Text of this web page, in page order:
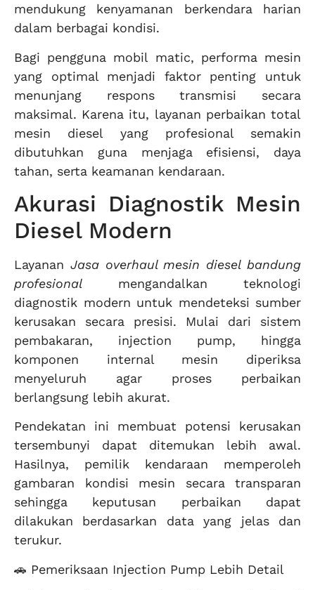
mendukung kenyamanan berkendara harian
dalam berbagai kondisi.
Bagi pengguna mobil matic, performa mesin
yang optimal menjadi faktor penting untuk
menunjang respons transmisi secara
maksimal. Karena itu, layanan perbaikan total
mesin diesel yang profesional semakin
dibutuhkan guna menjaga efisiensi, daya
tahan, serta keamanan kendaraan.
Akurasi Diagnostik Mesin
Diesel Modern
Layanan Jasa overhaul mesin diesel bandung
profesional mengandalkan teknologi
diagnostik modern untuk mendeteksi sumber
kerusakan secara presisi. Mulai dari sistem
pembakaran, injection pump, hingga
komponen internal mesin diperiksa
menyeluruh agar proses perbaikan
berlangsung lebih akurat.
Pendekatan ini membuat potensi kerusakan
tersembunyi dapat ditemukan lebih awal.
Hasilnya, pemilik kendaraan memperoleh
gambaran kondisi mesin secara transparan
sehingga keputusan perbaikan dapat
dilakukan berdasarkan data yang jelas dan
terukur.
🚗 Pemeriksaan Injection Pump Lebih Detail